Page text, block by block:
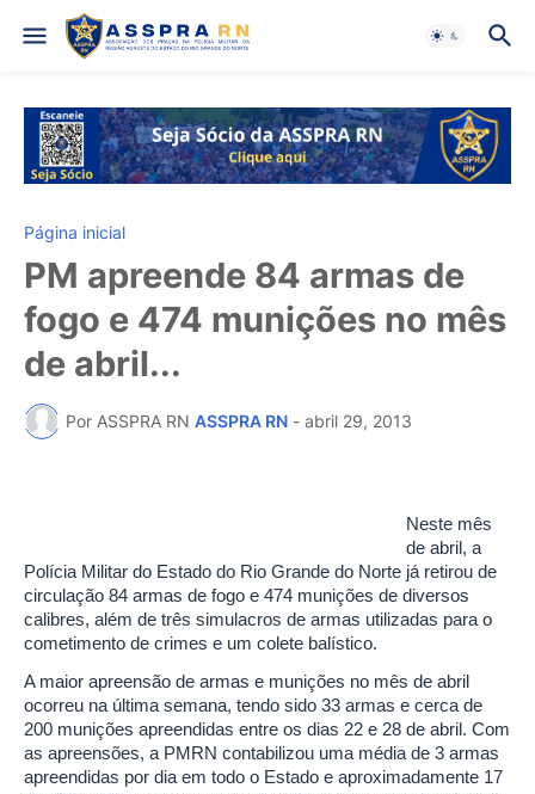
Página inicial
PM apreende 84 armas de
fogo e 474 munições no mês
de abril...
Por ASSPRA RN ASSPRA RN - abril 29, 2013
Neste mês
de abril, a
Polícia Militar do Estado do Rio Grande do Norte já retirou de
circulação 84 armas de fogo e 474 munições de diversos
calibres, além de três simulacros de armas utilizadas para o
cometimento de crimes e um colete balístico.
A maior apreensão de armas e munições no mês de abril
ocorreu na última semana, tendo sido 33 armas e cerca de
200 munições apreendidas entre os dias 22 e 28 de abril. Com
as apreensões, a PMRN contabilizou uma média de 3 armas
apreendidas por dia em todo o Estado e aproximadamente 17